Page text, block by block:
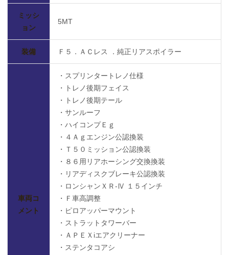
ミッシ
ョン
5MT
装備 Ｆ５．ＡＣレス ．純正リアスポイラー
車両コ
メント
・スプリンタートレノ仕様
・トレノ後期フェイス
・トレノ後期テール
・サンルーフ
・ハイコンプＥｇ
・４Ａｇエンジン公認換装
・Ｔ５０ミッション公認換装
・８６用リアホーシング交換換装
・リアディスクブレーキ公認換装
・ロンシャンＸＲ-Ⅳ １５インチ
・Ｆ車高調整
・ピロアッパーマウント
・ストラットタワーバー
・ＡＰＥＸiエアクリーナー
・ステンタコアシ